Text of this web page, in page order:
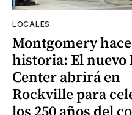
LOCALES
Montgomery hace
historia: El
Center abrirá en
Rockville para